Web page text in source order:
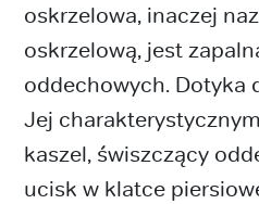
oskrzelowa, inaczej
oskrzelową, jest
oddechowych. Dotyka
Jej
kaszel, świszczący
ucisk w klatce